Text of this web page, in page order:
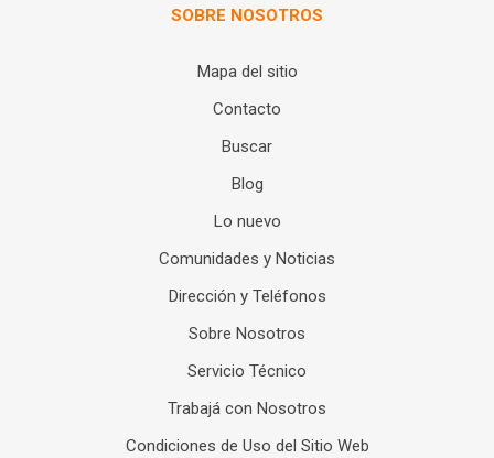
SOBRE NOSOTROS
Mapa del sitio
Contacto
Buscar
Blog
Lo nuevo
Comunidades y Noticias
Dirección y Teléfonos
Sobre Nosotros
Servicio Técnico
Trabajá con Nosotros
Condiciones de Uso del Sitio Web